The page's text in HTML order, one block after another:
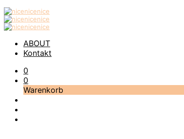
ABOUT
Kontakt
0
0
Warenkorb